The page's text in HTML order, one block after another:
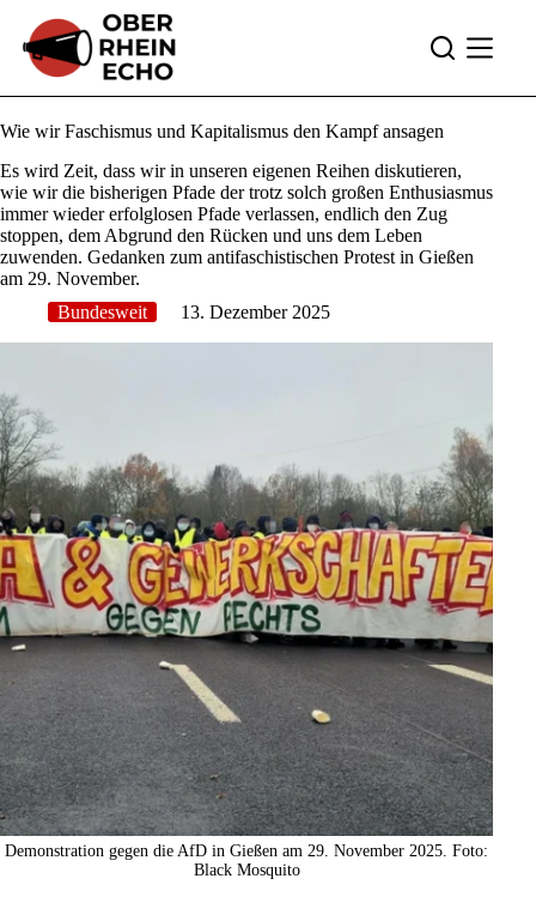
Inhalt
springen
Wie wir Faschismus und Kapitalismus den Kampf ansagen
Es wird Zeit, dass wir in unseren eigenen Reihen diskutieren,
wie wir die bisherigen Pfade der trotz solch großen Enthusiasmus
immer wieder erfolglosen Pfade verlassen, endlich den Zug
stoppen, dem Abgrund den Rücken und uns dem Leben
zuwenden. Gedanken zum antifaschistischen Protest in Gießen
am 29. November.
Bundesweit
13. Dezember 2025
Demonstration gegen die AfD in Gießen am 29. November 2025. Foto:
‪Black Mosquito